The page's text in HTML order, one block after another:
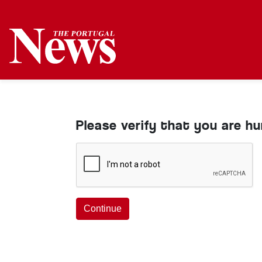
Please verify that you are
Continue